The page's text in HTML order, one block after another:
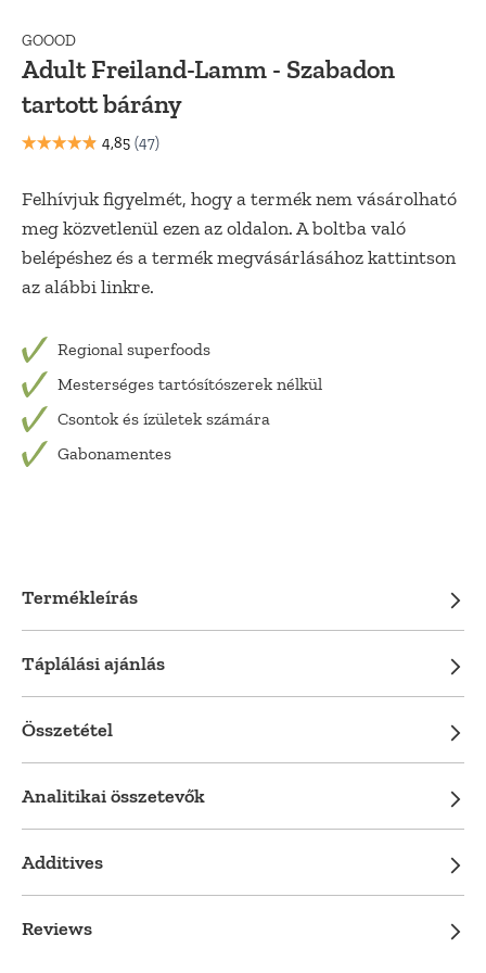
GOOOD
Adult Freiland-Lamm - Szabadon
tartott bárány
Felhívjuk figyelmét, hogy a termék nem vásárolható
meg közvetlenül ezen az oldalon. A boltba való
belépéshez és a termék megvásárlásához kattintson
az alábbi linkre.
Regional superfoods
Mesterséges tartósítószerek nélkül
Csontok és ízületek számára
Gabonamentes
Termékleírás
Táplálási ajánlás
Összetétel
Analitikai összetevők
Additives
Reviews